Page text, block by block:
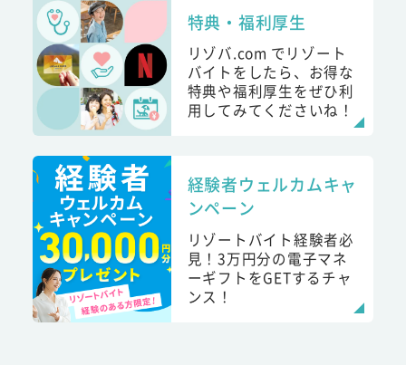
特典・福利厚生
リゾバ.com でリゾート
バイトをしたら、お得な
特典や福利厚生をぜひ利
用してみてくださいね！
経験者ウェルカムキャ
ンペーン
リゾートバイト経験者必
見！3万円分の電子マネ
ーギフトをGETするチャ
ンス！